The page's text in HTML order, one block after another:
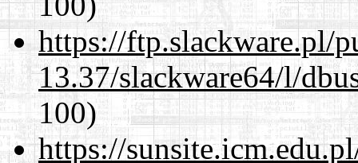
https://ftp.slackware.pl/
13.37/slackware64/l/
100)
https://